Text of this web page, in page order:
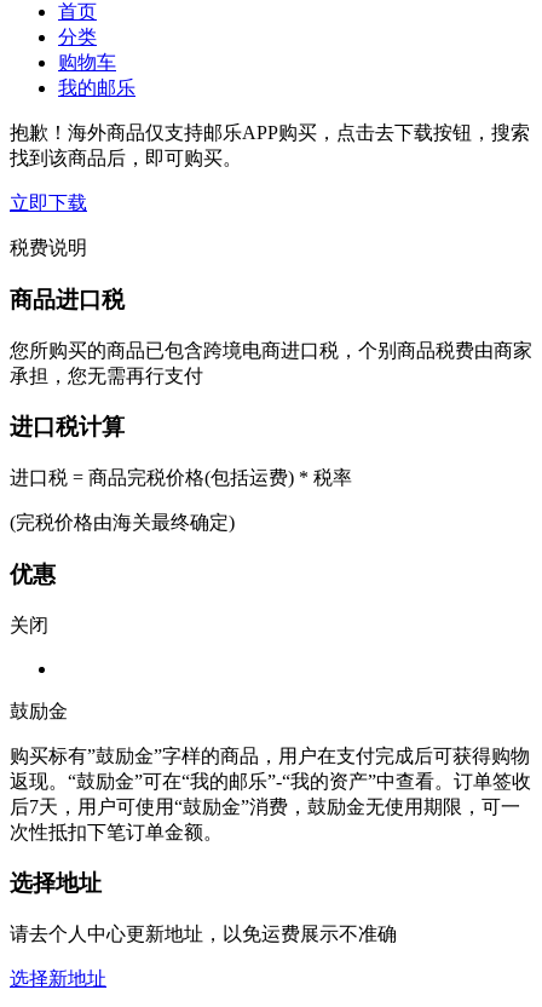
首页
分类
购物车
我的邮乐
抱歉！海外商品仅支持邮乐APP购买，点击去下载按钮，搜索
找到该商品后，即可购买。
立即下载
税费说明
商品进口税
您所购买的商品已包含跨境电商进口税，个别商品税费由商家
承担，您无需再行支付
进口税计算
进口税 = 商品完税价格(包括运费) * 税率
(完税价格由海关最终确定)
优惠
关闭
鼓励金
购买标有”鼓励金”字样的商品，用户在支付完成后可获得购物
返现。“鼓励金”可在“我的邮乐”-“我的资产”中查看。订单签收
后7天，用户可使用“鼓励金”消费，鼓励金无使用期限，可一
次性抵扣下笔订单金额。
选择地址
请去个人中心更新地址，以免运费展示不准确
选择新地址